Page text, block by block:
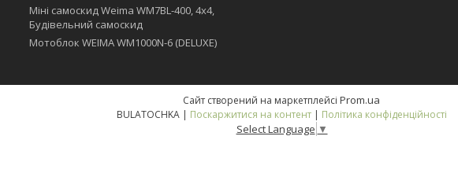
Міні самоскид Weima WM7BL-400, 4x4,
Будівельний самоскид
Мотоблок WEIMA WM1000N-6 (DELUXE)
Сайт створений на маркетплейсі Prom.ua
BULATOCHKA | Поскаржитися на контент | Політика конфіденційності
Select Language ▼